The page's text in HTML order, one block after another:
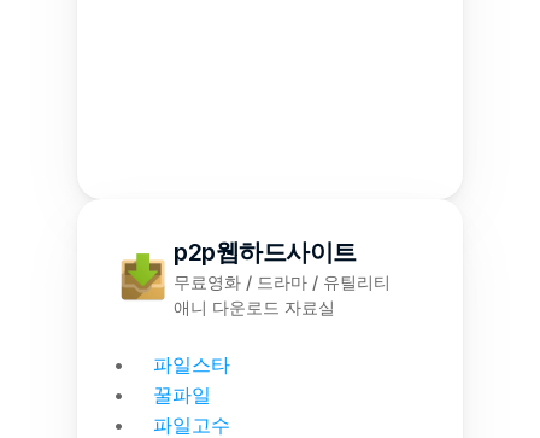
p2p웹하드사이트
무료영화 / 드라마 / 유틸리티
애니 다운로드 자료실
파일스타
꿀파일
파일고수